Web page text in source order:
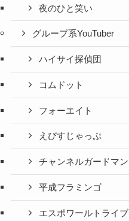
夜のひと笑い
グループ系YouTuber
ハイサイ探偵団
コムドット
フォーエイト
えびすじゃっぷ
チャンネルガードマン
平成フラミンゴ
エスポワールトライブ